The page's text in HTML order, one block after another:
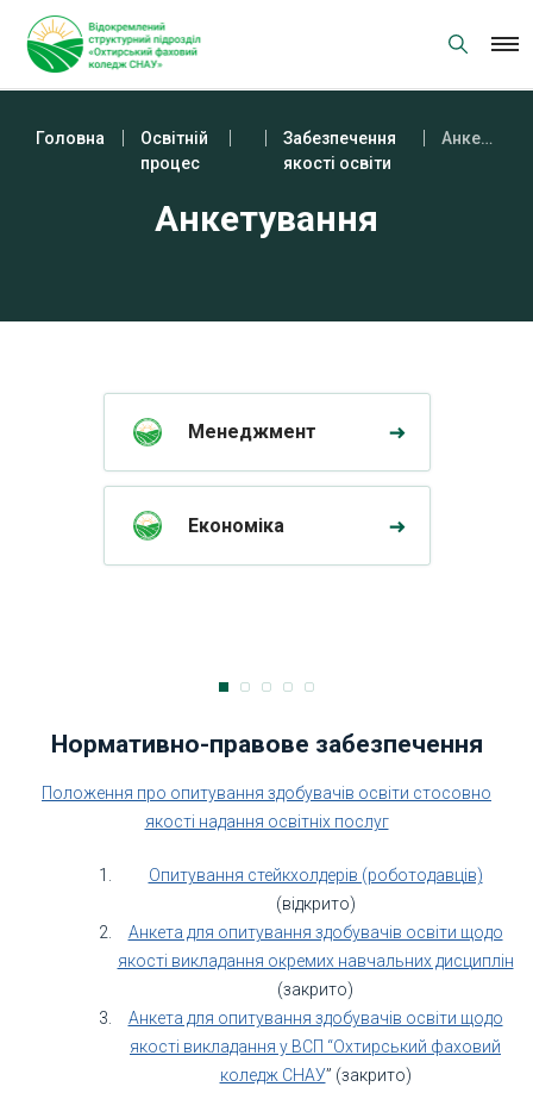
content
Головна
Освітній
процес
Забезпечення
якості освіти
Анкетування
Анкетування
Менеджмент
Економіка
Нормативно-правове забезпечення
Положення про опитування здобувачів освіти стосовно
якості надання освітніх послуг
Опитування стейкхолдерів (роботодавців)
(відкрито)
Анкета для опитування здобувачів освіти щодо
якості викладання окремих навчальних дисциплін
(закрито)
Анкета для опитування здобувачів освіти щодо
якості викладання у ВСП “Охтирський фаховий
коледж СНАУ” (закрито)